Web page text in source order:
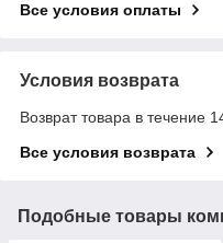
Все условия оплаты
Условия возврата
Возврат товара в течение
Все условия возврата
Подобные товары